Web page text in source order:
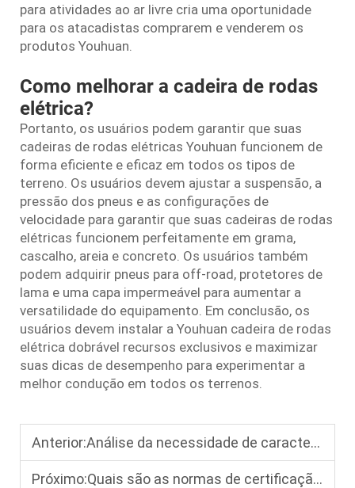
para atividades ao ar livre cria uma oportunidade
para os atacadistas comprarem e venderem os
produtos Youhuan.
Como melhorar a cadeira de rodas
elétrica?
Portanto, os usuários podem garantir que suas
cadeiras de rodas elétricas Youhuan funcionem de
forma eficiente e eficaz em todos os tipos de
terreno. Os usuários devem ajustar a suspensão, a
pressão dos pneus e as configurações de
velocidade para garantir que suas cadeiras de rodas
elétricas funcionem perfeitamente em grama,
cascalho, areia e concreto. Os usuários também
podem adquirir pneus para off-road, protetores de
lama e uma capa impermeável para aumentar a
versatilidade do equipamento. Em conclusão, os
usuários devem instalar a Youhuan cadeira de rodas
elétrica dobrável recursos exclusivos e maximizar
suas dicas de desempenho para experimentar a
melhor condução em todos os terrenos.
Anterior:Análise da necessidade de características de segurança essenciais de cadeiras de rodas leves elétricas dobráveis, como sistemas anti-capotagem (eletromagn
Próximo:Quais são as normas de certificação e padronização de qualidade para cadeiras de rodas elétricas?